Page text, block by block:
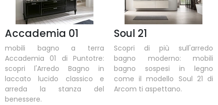
Accademia 01
mobili bagno a terra
Accademia 01 di Puntotre:
scopri l'Arredo Bagno in
laccato lucido classico e
arreda la stanza del
benessere.
Soul 21
Scopri di più sull'arredo
bagno moderno: mobili
bagno sospesi in legno
come il modello Soul 21 di
Arcom ti aspettano.